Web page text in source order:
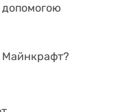
допомогою
Майнкрафт?